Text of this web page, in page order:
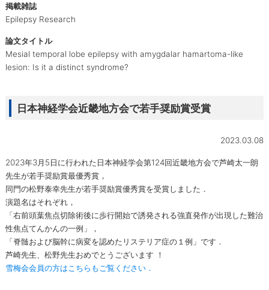
掲載雑誌
Epilepsy Research
論文タイトル
Mesial temporal lobe epilepsy with amygdalar hamartoma-like
lesion: Is it a distinct syndrome?
日本神経学会近畿地方会で若手奨励賞受賞
2023.03.08
2023年3月5日に行われた日本神経学会第124回近畿地方会で芦崎太一朗
先生が若手奨励賞最優秀賞，
同門の松野泰幸先生が若手奨励賞優秀賞を受賞しました．
演題名はそれぞれ，
「右前頭葉焦点切除術後に歩行開始で誘発される強直発作が出現した難治
性焦点てんかんの一例」，
「脊髄および脳幹に病変を認めたリステリア症の１例」です．
芦崎先生、松野先生おめでとうございます ！
雪梅会会員の方はこちらもご覧ください．